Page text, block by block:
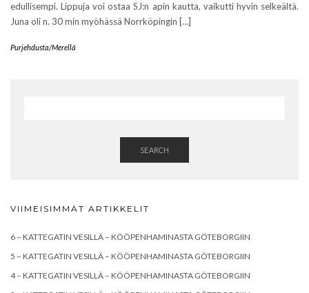
edullisempi. Lippuja voi ostaa SJ:n apin kautta, vaikutti hyvin selkeältä.
Juna oli n. 30 min myöhässä Norrköpingin […]
Purjehdusta/Merellä
SEARCH
VIIMEISIMMÄT ARTIKKELIT
6 – KATTEGATIN VESILLÄ – KÖÖPENHAMINASTA GÖTEBORGIIN
5 – KATTEGATIN VESILLÄ – KÖÖPENHAMINASTA GÖTEBORGIIN
4 – KATTEGATIN VESILLÄ – KÖÖPENHAMINASTA GÖTEBORGIIN